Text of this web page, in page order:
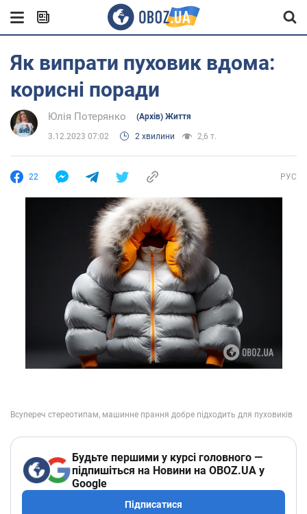
Як випрати пуховик вдома:
корисні поради
Юлія Потерянко (Архів) Життя
3.12.2023 07:02 2 хвилини 2,6 т.
22 РУС
Будьте першими у курсі головного —
підпишіться на Новини на OBOZ.UA у
Google
Підписатися